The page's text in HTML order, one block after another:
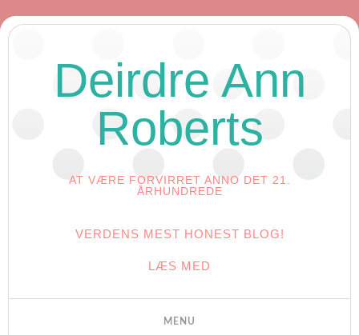
Deirdre Ann
Roberts
AT VÆRE FORVIRRET ANNO DET 21.
ÅRHUNDREDE
VERDENS MEST HONEST BLOG!
LÆS MED